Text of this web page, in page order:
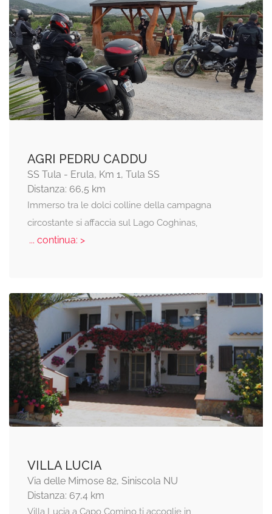
AGRI PEDRU CADDU
SS Tula - Erula, Km 1, Tula SS
Distanza: 66,5 km
Immerso tra le dolci colline della campagna
circostante si affaccia sul Lago Coghinas,
... continua: >
VILLA LUCIA
Via delle Mimose 82, Siniscola NU
Distanza: 67,4 km